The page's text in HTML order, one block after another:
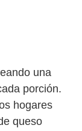
una
porción.
hogares
queso